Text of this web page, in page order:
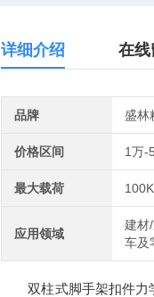
详细介绍 在
品牌 盛林
价格区间 1万-
最大载荷
应用领域
建材
车及
双柱式脚手架扣件力学